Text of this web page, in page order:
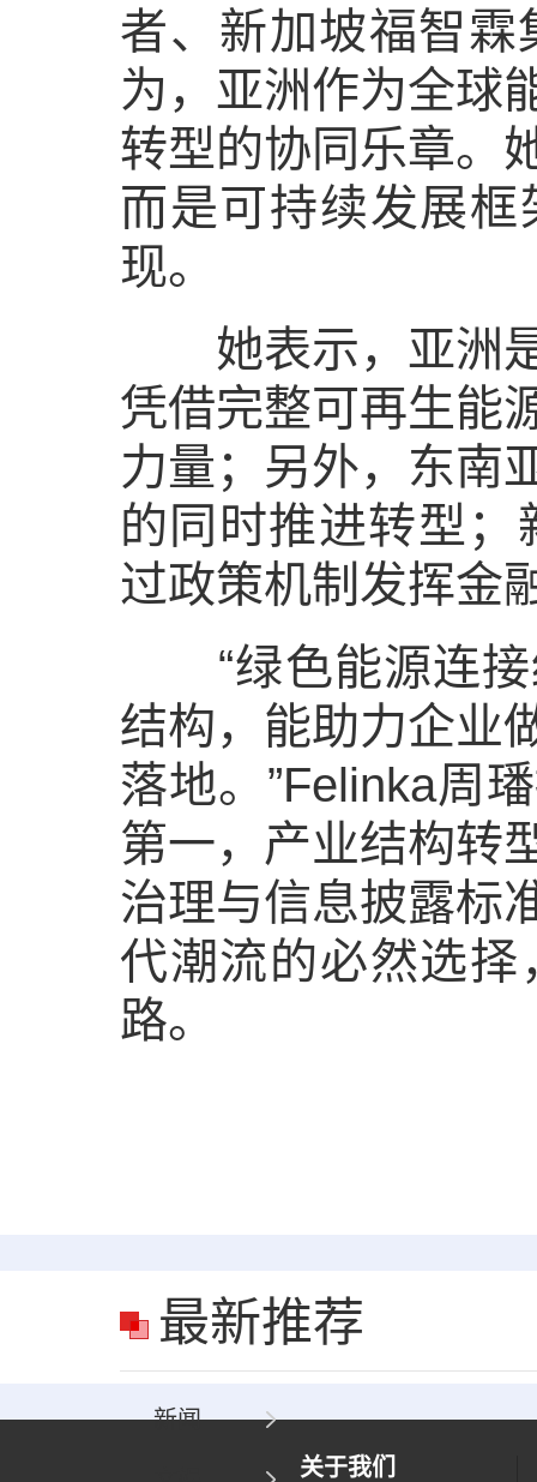
者、新加坡福智霖
为，亚洲作为全球
转型的协同乐章。
而是可持续发展
现。
她表示，亚洲是
凭借完整可再生能
力量；另外，东南
的同时推进转型
过政策机制发挥金
“绿色能源连接
结构，能助力企业
落地。”Felinka周
第一，产业结构转
治理与信息披露标
代潮流的必然选
路。
最新推荐
新闻
关于我们